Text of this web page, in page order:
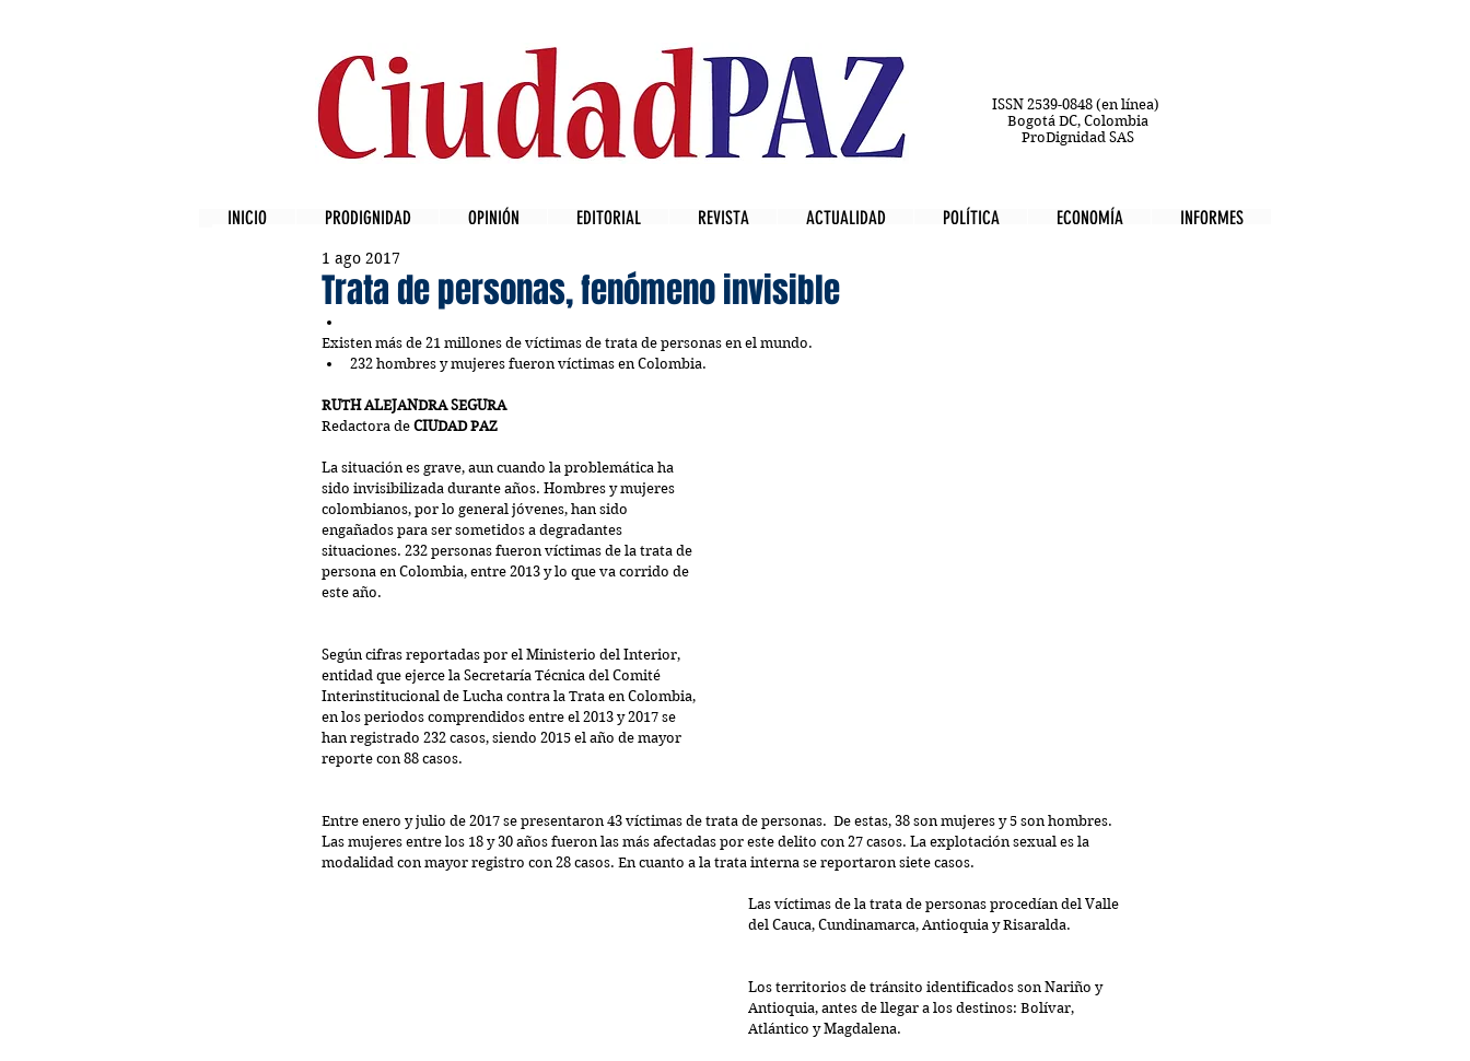
ISSN 2539-0848 (en línea)
Bogotá DC, Colombia
ProDignidad SAS
INICIO PRODIGNIDAD OPINIÓN EDITORIAL REVISTA ACTUALIDAD POLÍTICA ECONOMÍA INFORMES
Trata de personas, fenómeno invisible
1 ago 2017
Existen más de 21 millones de víctimas de trata de personas en el mundo.
232 hombres y mujeres fueron víctimas en Colombia.
RUTH ALEJANDRA SEGURA
Redactora de CIUDAD PAZ
La situación es grave, aun cuando la problemática ha
sido invisibilizada durante años. Hombres y mujeres
colombianos, por lo general jóvenes, han sido
engañados para ser sometidos a degradantes
situaciones. 232 personas fueron víctimas de la trata de
persona en Colombia, entre 2013 y lo que va corrido de
este año.
Según cifras reportadas por el Ministerio del Interior,
entidad que ejerce la Secretaría Técnica del Comité
Interinstitucional de Lucha contra la Trata en Colombia,
en los periodos comprendidos entre el 2013 y 2017 se
han registrado 232 casos, siendo 2015 el año de mayor
reporte con 88 casos.
Entre enero y julio de 2017 se presentaron 43 víctimas de trata de personas.  De estas, 38 son mujeres y 5 son hombres.
Las mujeres entre los 18 y 30 años fueron las más afectadas por este delito con 27 casos. La explotación sexual es la
modalidad con mayor registro con 28 casos. En cuanto a la trata interna se reportaron siete casos.
Las víctimas de la trata de personas procedían del Valle
del Cauca, Cundinamarca, Antioquia y Risaralda.
Los territorios de tránsito identificados son Nariño y
Antioquia, antes de llegar a los destinos: Bolívar,
Atlántico y Magdalena.